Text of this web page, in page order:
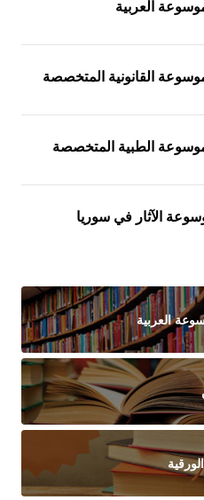
العربية
القانونية المتخصصة
الطبية المتخصصة
الآثار في سوريا
العربية